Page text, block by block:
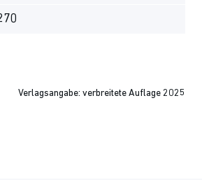
Verlagsangabe: verbreitete Auflage 2025